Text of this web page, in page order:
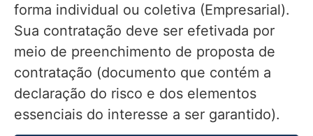
forma individual ou coletiva (Empresarial).
Sua contratação deve ser efetivada por
meio de preenchimento de proposta de
contratação (documento que contém a
declaração do risco e dos elementos
essenciais do interesse a ser garantido).